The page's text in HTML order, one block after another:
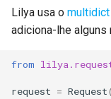
Lilya usa o multidict
adiciona-lhe alguns
from
request = Request(